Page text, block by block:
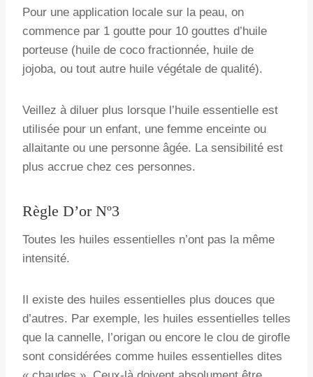
Pour une application locale sur la peau, on
commence par 1 goutte pour 10 gouttes d’huile
porteuse (huile de coco fractionnée, huile de
jojoba, ou tout autre huile végétale de qualité).
Veillez à diluer plus lorsque l’huile essentielle est
utilisée pour un enfant, une femme enceinte ou
allaitante ou une personne âgée. La sensibilité est
plus accrue chez ces personnes.
Règle D’or Nº3
Toutes les huiles essentielles n’ont pas la même
intensité.
Il existe des huiles essentielles plus douces que
d’autres. Par exemple, les huiles essentielles telles
que la cannelle, l’origan ou encore le clou de girofle
sont considérées comme huiles essentielles dites